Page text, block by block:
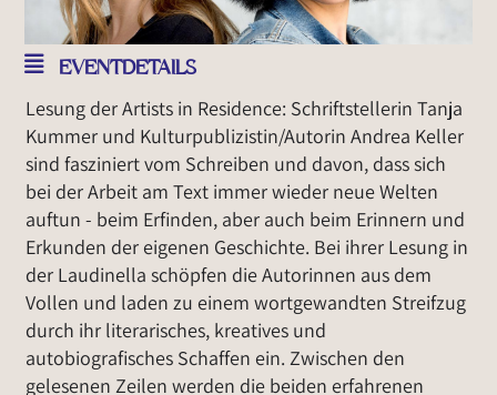
EVENTDETAILS
Lesung der Artists in Residence: Schriftstellerin Tanja
Kummer und Kulturpublizistin/Autorin Andrea Keller
sind fasziniert vom Schreiben und davon, dass sich
bei der Arbeit am Text immer wieder neue Welten
auftun - beim Erfinden, aber auch beim Erinnern und
Erkunden der eigenen Geschichte. Bei ihrer Lesung in
der Laudinella schöpfen die Autorinnen aus dem
Vollen und laden zu einem wortgewandten Streifzug
durch ihr literarisches, kreatives und
autobiografisches Schaffen ein. Zwischen den
gelesenen Zeilen werden die beiden erfahrenen